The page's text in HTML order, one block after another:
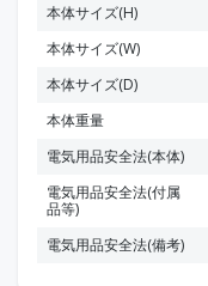
本体サイズ(H)
本体サイズ(W)
本体サイズ(D)
本体重量
電気用品安全法(本体)
電気用品安全法(付属
品等)
電気用品安全法(備考)